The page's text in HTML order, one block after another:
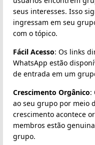
seus interesses. Isso
ingressam em seu
com o tópico.
Fácil Acesso: Os links
WhatsApp estão
de entrada em um
Crescimento Orgânico:
ao seu grupo por meio
crescimento acontece
membros estão
grupo.